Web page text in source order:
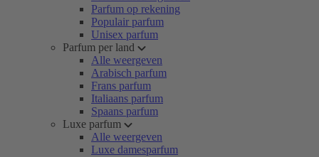
Parfum op rekening
Populair parfum
Unisex parfum
Parfum per land
Alle weergeven
Arabisch parfum
Frans parfum
Italiaans parfum
Spaans parfum
Luxe parfum
Alle weergeven
Luxe damesparfum